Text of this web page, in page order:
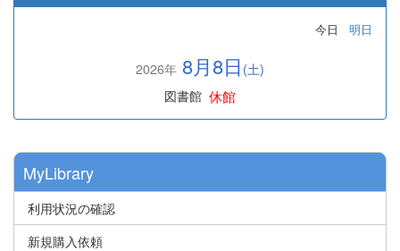
今日 明日
2026年 8月8日 (土)
図書館 休館
MyLibrary
利用状況の確認
新規購入依頼